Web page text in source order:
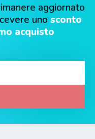
aggiornato
uno sconto
acquisto